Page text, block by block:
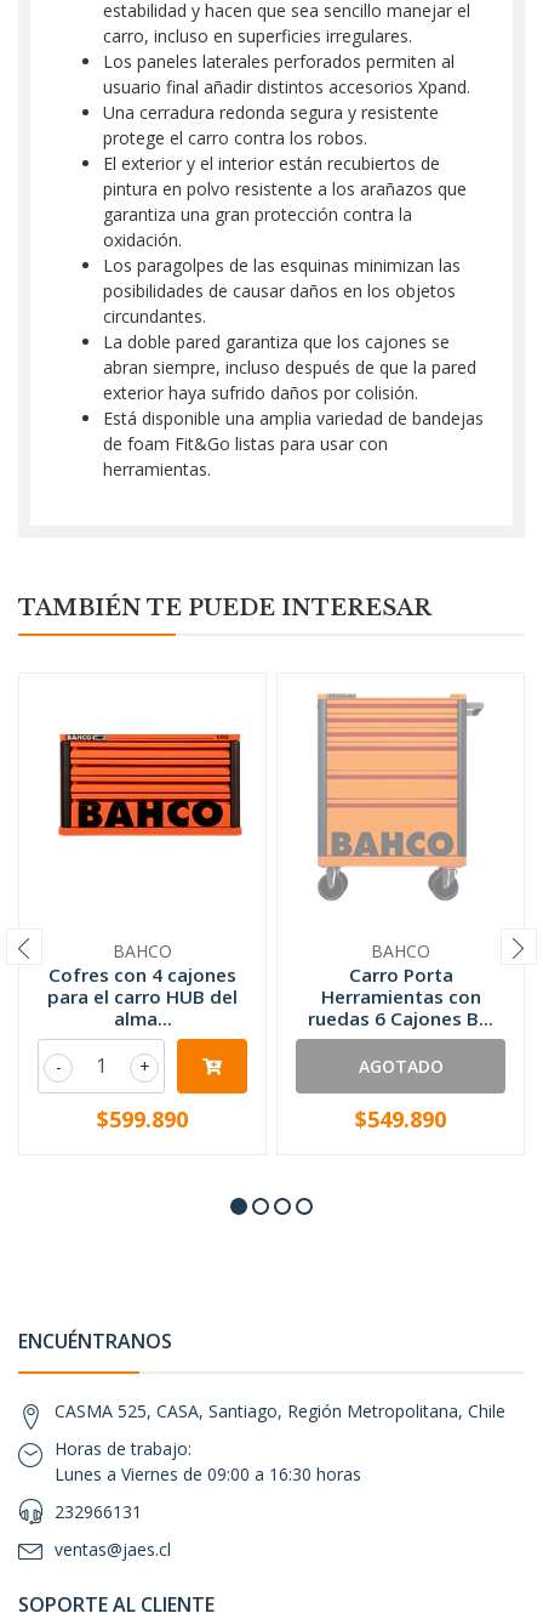
estabilidad y hacen que sea sencillo manejar el
carro, incluso en superficies irregulares.
Los paneles laterales perforados permiten al
usuario final añadir distintos accesorios Xpand.
Una cerradura redonda segura y resistente
protege el carro contra los robos.
El exterior y el interior están recubiertos de
pintura en polvo resistente a los arañazos que
garantiza una gran protección contra la
oxidación.
Los paragolpes de las esquinas minimizan las
posibilidades de causar daños en los objetos
circundantes.
La doble pared garantiza que los cajones se
abran siempre, incluso después de que la pared
exterior haya sufrido daños por colisión.
Está disponible una amplia variedad de bandejas
de foam Fit&Go listas para usar con
herramientas.
TAMBIÉN TE PUEDE INTERESAR
BAHCO
Cofres con 4 cajones
para el carro HUB del
alma...
+
-
$599.890
BAHCO
Carro Porta
Herramientas con
ruedas 6 Cajones B...
AGOTADO
$549.890
ENCUÉNTRANOS
CASMA 525, CASA, Santiago, Región Metropolitana, Chile
Horas de trabajo:
Lunes a Viernes de 09:00 a 16:30 horas
232966131
ventas@jaes.cl
SOPORTE AL CLIENTE